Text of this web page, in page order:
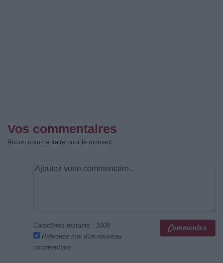
Vos commentaires
Aucun commentaire pour le moment
Caractères restants : 1000
Prévenez-moi d'un nouveau
commentaire